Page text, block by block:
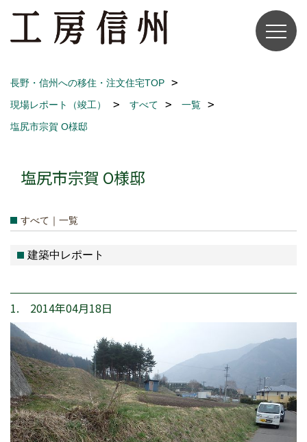
長野・信州への移住・注文住宅TOP
現場レポート（竣工）
すべて
一覧
塩尻市宗賀 O様邸
塩尻市宗賀 O様邸
すべて｜一覧
建築中レポート
1. 2014年04月18日